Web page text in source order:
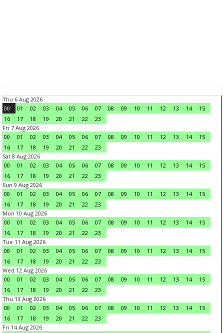
Thu 6 Aug 2026
00
01 02 03 04 05 06 07 08 09 10 11 12 13 14
15
16
17 18 19 20 21 22
23
Fri 7 Aug 2026
00
01 02 03 04 05 06 07 08 09 10 11 12 13 14
15
16
17 18 19 20 21 22
23
Sat 8 Aug 2026
00
01 02 03 04 05 06 07 08 09 10 11 12 13 14
15
16
17 18 19 20 21 22
23
Sun 9 Aug 2026
00
01 02 03 04 05 06 07 08 09 10 11 12 13 14
15
16
17 18 19 20 21 22
23
Mon 10 Aug 2026
00
01 02 03 04 05 06 07 08 09 10 11 12 13 14
15
16
17 18 19 20 21 22
23
Tue 11 Aug 2026
00
01 02 03 04 05 06 07 08 09 10 11 12 13 14
15
16
17 18 19 20 21 22
23
Wed 12 Aug 2026
00
01 02 03 04 05 06 07 08 09 10 11 12 13 14
15
16
17 18 19 20 21 22
23
Thu 13 Aug 2026
00
01 02 03 04 05 06 07 08 09 10 11 12 13 14
15
16
17 18 19 20 21 22
23
Fri 14 Aug 2026